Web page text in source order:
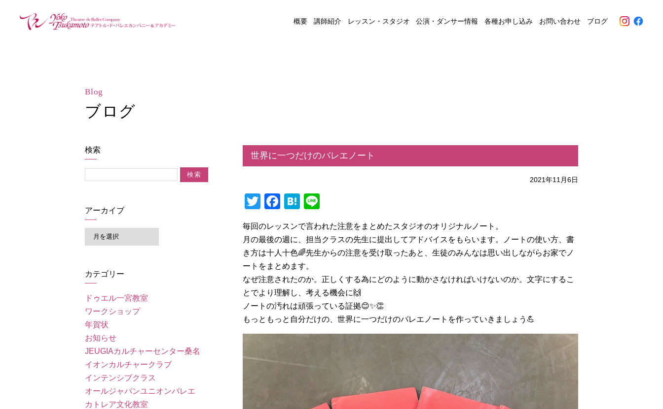
概要 講師紹介 レッスン・スタジオ 公演・ダンサー情報 各種お申し込み お問い合わせ ブログ
Blog
ブログ
検索
アーカイブ
ー
イ
カテゴリー
ドゥエル一宮教室
ワークショップ
年賀状
お知らせ
JEUGIAカルチャーセンター桑名
イオンカルチャークラブ
インテンシブクラス
オールジャパンユニオンバレエ
カトレア文化教室
世界に一つだけのバレエノート
2021年11月6日
TwitterFacebook
Hatena
毎回のレッスンで言われた注意をまとめたスタジオのオリジナルノート。
月の最後の週に、担当クラスの先生に提出してアドバイスをもらいます。ノートの使い方、書
き方は十人十色🌈先生からの注意を受け取ったあと、生徒のみんなは思い出しながらお家でノ
ートをまとめます。
なぜ注意されたのか。正しくする為にどのように動かさなければいけないのか。文字にするこ
とでより理解し、考える機会に🙌
ノートの汚れは頑張っている証拠😊✨👏
もっともっと自分だけの、世界に一つだけのバレエノートを作っていきましょう💪